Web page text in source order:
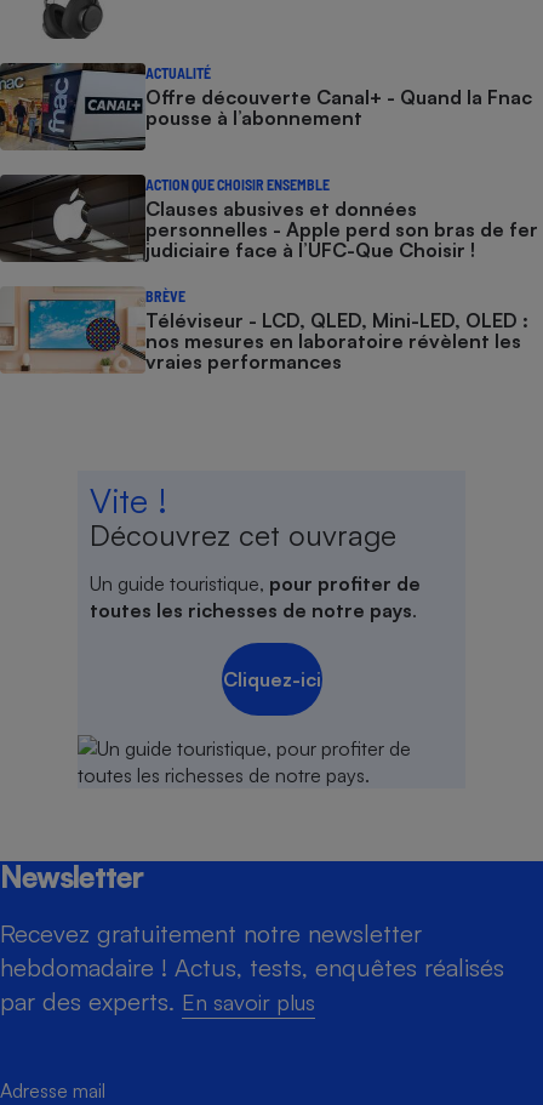
ACTUALITÉ
Offre découverte Canal+ - Quand la Fnac
pousse à l’abonnement
ACTION QUE CHOISIR ENSEMBLE
Clauses abusives et données
personnelles - Apple perd son bras de fer
judiciaire face à l’UFC-Que Choisir !
BRÈVE
Téléviseur - LCD, QLED, Mini-LED, OLED :
nos mesures en laboratoire révèlent les
vraies performances
Vite !
Découvrez cet ouvrage
Un guide touristique, pour profiter de
toutes les richesses de notre pays.
Cliquez-ici
Newsletter
Recevez gratuitement notre newsletter
hebdomadaire ! Actus, tests, enquêtes réalisés
par des experts. En savoir plus
Adresse mail